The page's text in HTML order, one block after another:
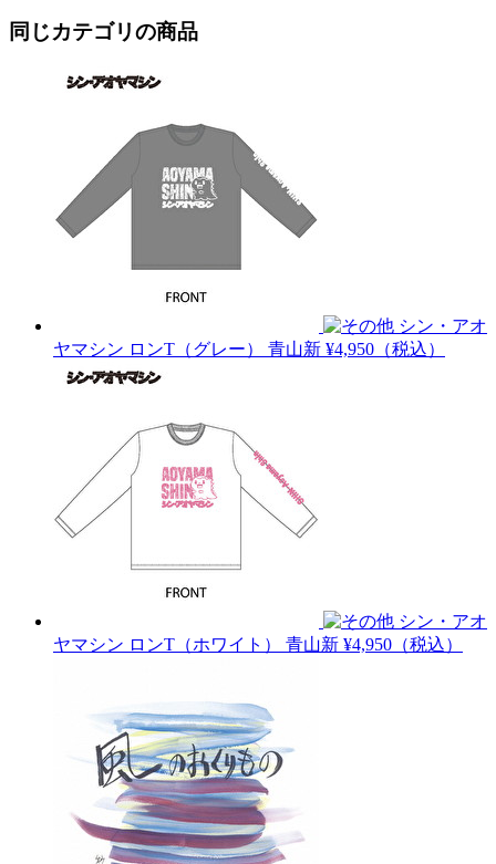
同じカテゴリの商品
シン・アオ
ヤマシン ロンT（グレー） 青山新 ¥4,950（税込）
シン・アオ
ヤマシン ロンT（ホワイト） 青山新 ¥4,950（税込）